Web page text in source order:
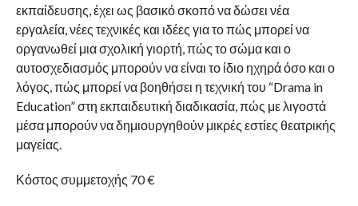
εκπαίδευσης, έχει ως βασικό σκοπό να δώσει νέα
εργαλεία, νέες τεχνικές και ιδέες για το πώς μπορεί να
οργανωθεί μια σχολική γιορτή, πώς το σώμα και ο
αυτοσχεδιασμός μπορούν να είναι το ίδιο ηχηρά όσο και ο
λόγος, πώς μπορεί να βοηθήσει η τεχνική του “Drama in
Education” στη εκπαιδευτική διαδικασία, πώς με λιγοστά
μέσα μπορούν να δημιουργηθούν μικρές εστίες θεατρικής
μαγείας.
Κόστος συμμετοχής 70 €